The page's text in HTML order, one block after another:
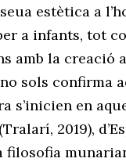
estètica a
a infants, tot
amb la
sols confirma
s’inicien en
(Tralarí, 2019),